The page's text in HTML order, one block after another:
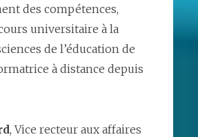
des compétences,
universitaire à la
de l’éducation de
à distance depuis
, Vice recteur aux affaires